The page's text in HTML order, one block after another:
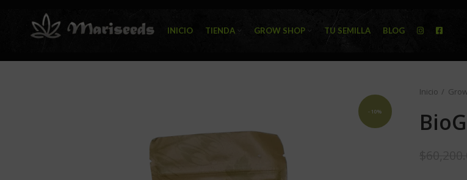
INICIO TIENDA GROW SHOP TU SEMILLA BLOG
-10%
Inicio